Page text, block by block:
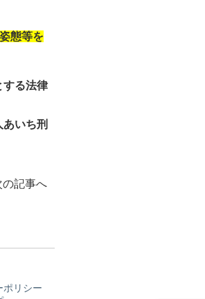
態等を
する法律
いち刑
記事へ
ポリシー